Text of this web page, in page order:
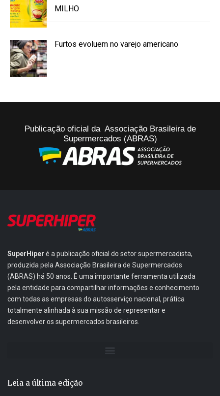
MILHO
Furtos evoluem no varejo americano
Publicação oficial da Associação Brasileira de
Supermercados (ABRAS)
SuperHiper é a publicação oficial do setor supermercadista,
produzida pela Associação Brasileira de Supermercados
(ABRAS) há 50 anos. É uma importante ferramenta utilizada
pela entidade para compartilhar informações e conhecimento
com todas as empresas do autosserviço nacional, prática
totalmente alinhada à sua missão de representar e
desenvolver os supermercados brasileiros.
Leia a última edição